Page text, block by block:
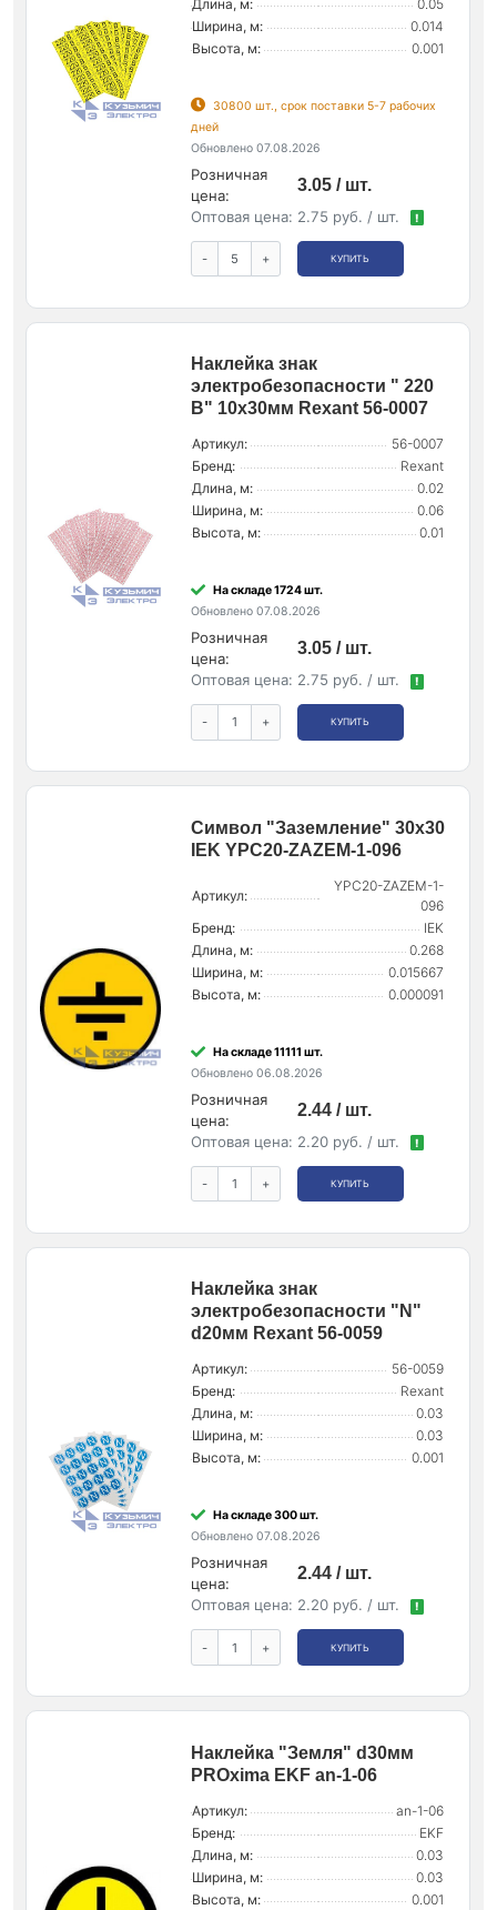
Длина, м:
0.05
Ширина, м:
0.014
Высота, м:
0.001
30800 шт., срок поставки 5-7 рабочих
дней
Обновлено 07.08.2026
Розничная
цена:
3.05 / шт.
Оптовая цена: 2.75 руб. / шт. !
- + КУПИТЬ
Наклейка знак
электробезопасности " 220
В" 10х30мм Rexant 56-0007
Артикул:
56-0007
Бренд:
Rexant
Длина, м:
0.02
Ширина, м:
0.06
Высота, м:
0.01
На складе 1724 шт.
Обновлено 07.08.2026
Розничная
цена:
3.05 / шт.
Оптовая цена: 2.75 руб. / шт. !
- + КУПИТЬ
Символ "Заземление" 30х30
IEK YPC20-ZAZEM-1-096
Артикул:
YPC20-ZAZEM-1-
096
Бренд:
IEK
Длина, м:
0.268
Ширина, м:
0.015667
Высота, м:
0.000091
На складе 11111 шт.
Обновлено 06.08.2026
Розничная
цена:
2.44 / шт.
Оптовая цена: 2.20 руб. / шт. !
- + КУПИТЬ
Наклейка знак
электробезопасности "N"
d20мм Rexant 56-0059
Артикул:
56-0059
Бренд:
Rexant
Длина, м:
0.03
Ширина, м:
0.03
Высота, м:
0.001
На складе 300 шт.
Обновлено 07.08.2026
Розничная
цена:
2.44 / шт.
Оптовая цена: 2.20 руб. / шт. !
- + КУПИТЬ
Наклейка "Земля" d30мм
PROxima EKF an-1-06
Артикул:
an-1-06
Бренд:
EKF
Длина, м:
0.03
Ширина, м:
0.03
Высота, м:
0.001